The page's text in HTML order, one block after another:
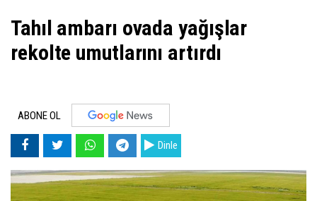
Tahıl ambarı ovada yağışlar
rekolte umutlarını artırdı
ABONE OL
Dinle